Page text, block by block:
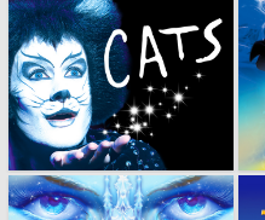
Умение работать с
известными
брендами.